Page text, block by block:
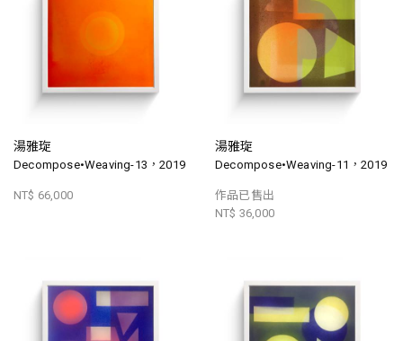
湯雅琁
Decompose•Weaving-13，2019
NT$ 66,000
湯雅琁
Decompose•Weaving-11，2019
作品已售出
NT$ 36,000